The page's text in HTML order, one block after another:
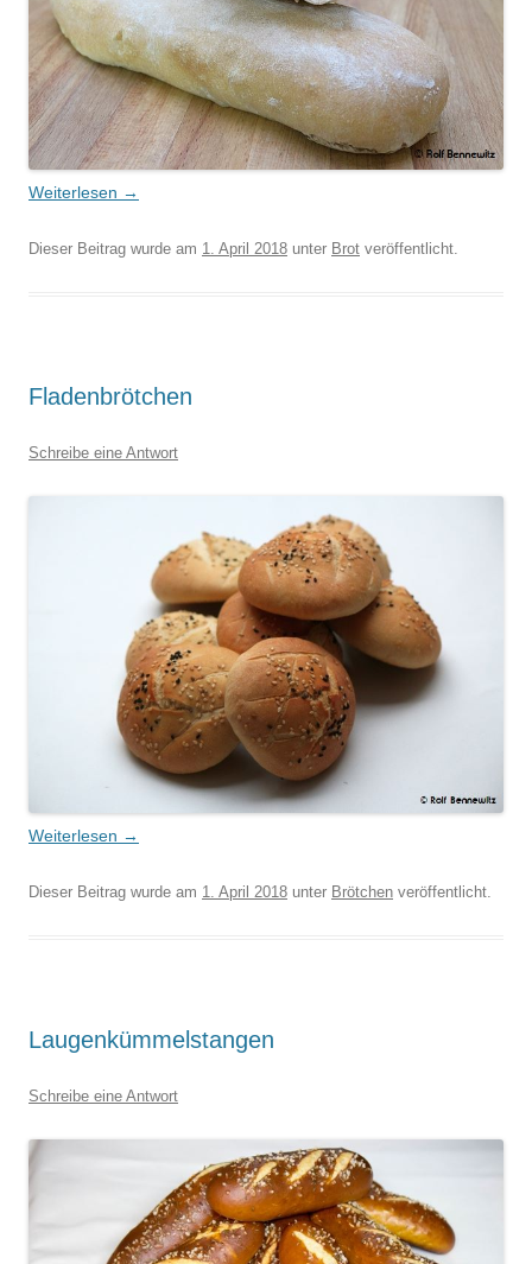
Weiterlesen →
Dieser Beitrag wurde am 1. April 2018 unter Brot veröffentlicht.
Fladenbrötchen
Schreibe eine Antwort
Weiterlesen →
Dieser Beitrag wurde am 1. April 2018 unter Brötchen veröffentlicht.
Laugenkümmelstangen
Schreibe eine Antwort